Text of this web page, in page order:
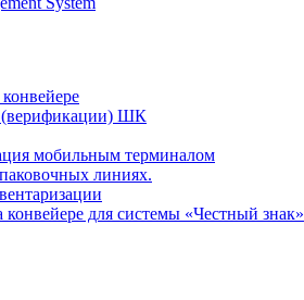
(верификации) ШК
мобильным терминалом
линиях.
для системы «Честный знак»